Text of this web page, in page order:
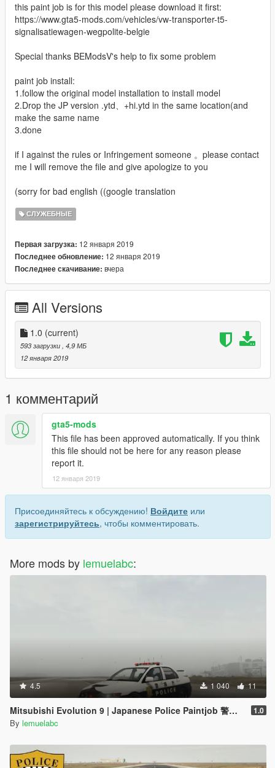
this paint job is for this model please download it first:
https://www.gta5-mods.com/vehicles/vw-transporter-t5-
signalisatiewagen-wegpolite-belgie
Special thanks BEModsV's help to fix some problem
paint job install:
1.follow the original model installation to install model
2.Drop the JP version .ytd、+hi.ytd in the same location(and
make the same name
3.done
if I against the rules or Infringement someone 。please contact
me I will remove the file and give apologize to you
(sorry for bad english ((google translation
СЛУЖЕБНЫЕ
Первая загрузка: 12 января 2019
Последнее обновление: 12 января 2019
Последнее скачивание: вчера
All Versions
1.0 (current)
593 загрузки, 4,9 МБ
12 января 2019
1 комментарий
gta5-mods
This file has been approved automatically. If you think
this file should not be here for any reason please
report it.
12 января 2019
Присоединяйтесь к обсуждению! Войдите или
зарегистрируйтесь, чтобы комментировать.
More mods by lemuelabc:
4.5 1 040 11
Mitsubishi Evolution 9 | Japanese Police Paintjob 警視庁式樣 1.0
By lemuelabc